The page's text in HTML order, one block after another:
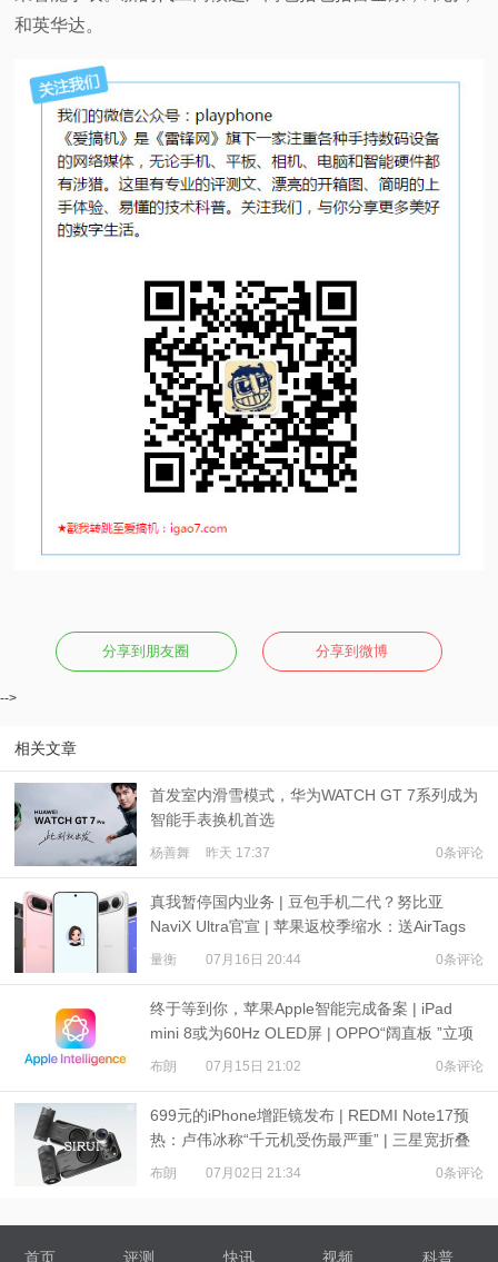
体
验
和英华达。
分享到朋友圈 分享到微博
-->
相关文章
首发室内滑雪模式，华为WATCH GT 7系列成为
智能手表换机首选
杨善舞 昨天 17:37 0条评论
真我暂停国内业务 | 豆包手机二代？努比亚
NaviX Ultra官宣 | 苹果返校季缩水：送AirTags
量衡 07月16日 20:44 0条评论
终于等到你，苹果Apple智能完成备案 | iPad
mini 8或为60Hz OLED屏 | OPPO“阔直板 ”立项
布朗 07月15日 21:02 0条评论
699元的iPhone增距镜发布 | REDMI Note17预
热：卢伟冰称“千元机受伤最严重” | 三星宽折叠
或7月22日发布
布朗 07月02日 21:34 0条评论
首页 评测 快讯 视频 科普